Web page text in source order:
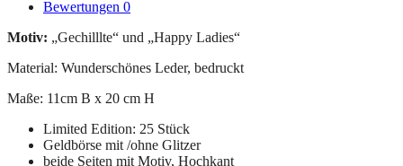
Bewertungen 0
Motiv: „Gechilllte“ und „Happy Ladies“
Material: Wunderschönes Leder, bedruckt
Maße: 11cm B x 20 cm H
Limited Edition: 25 Stück
Geldbörse mit /ohne Glitzer
beide Seiten mit Motiv, Hochkant